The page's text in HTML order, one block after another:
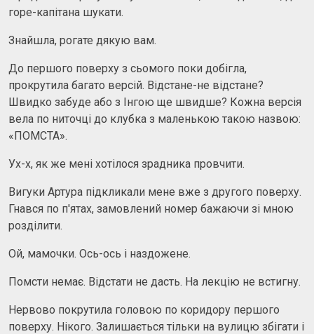
горе-капітана шукати.
Знайшла, рогате дякую вам.
До першого поверху з сьомого поки добігла,
прокрутила багато версій. Відстане-не відстане?
Швидко забуде або з Інгою ще швидше? Кожна версія
вела по ниточці до клубка з маленькою такою назвою:
«ПОМСТА».
Ух-х, як же мені хотілося зрадника провчити.
Вигуки Артура підкликали мене вже з другого поверху.
Гнався по п'ятах, замовлений номер бажаючи зі мною
розділити.
Ой, мамочки. Ось-ось і наздожене.
Помсти немає. Відстати не дасть. На лекцію не встигну.
Нервово покрутила головою по коридору першого
поверху. Нікого. Залишається тільки на вулицю збігати і